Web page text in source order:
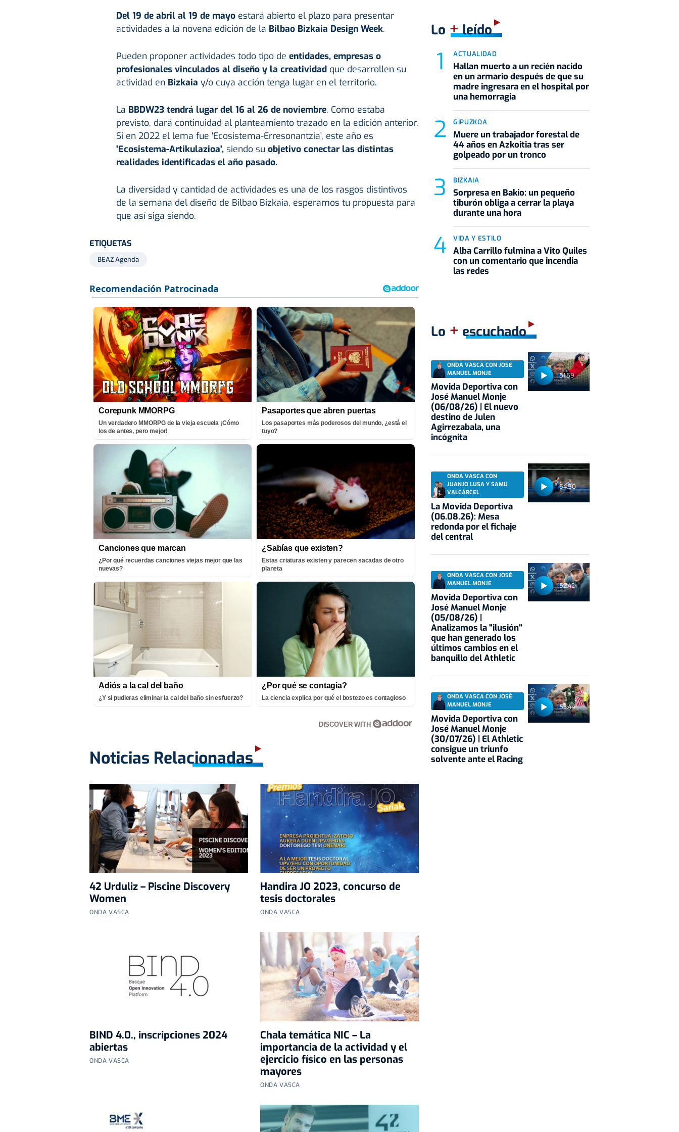
Del 19 de abril al 19 de mayoestará abierto el plazo para presentar
actividades a la novena edición de la Bilbao Bizkaia Design Week.
Pueden proponer actividades todo tipo de entidades, empresas o
profesionales vinculados al diseño y la creatividadque desarrollen su
actividad en Bizkaia y/o cuya acción tenga lugar en el territorio.
La BBDW23 tendrá lugar del 16 al 26 de noviembre. Como estaba
previsto, dará continuidad al planteamiento trazado en la edición anterior.
Si en 2022 el lema fue 'Ecosistema-Erresonantzia', este año es
'Ecosistema-Artikulazioa',siendo su objetivo conectar las distintas
realidades identificadas el año pasado.
La diversidad y cantidad de actividades es una de los rasgos distintivos
de la semana del diseño de Bilbao Bizkaia, esperamos tu propuesta para
que así siga siendo.
ETIQUETAS
BEAZ Agenda
Corepunk MMORPG
Un verdadero MMORPG de la vieja escuela ¡Cómo
los de antes, pero mejor!
Pasaportes que abren puertas
Los pasaportes más poderosos del mundo, ¿está el
tuyo?
Canciones que marcan
¿Por qué recuerdas canciones viejas mejor que las
nuevas?
¿Sabías que existen?
Estas criaturas existen y parecen sacadas de otro
planeta
Adiós a la cal del baño
¿Y si pudieras eliminar la cal del baño sin esfuerzo?
¿Por qué se contagia?
La ciencia explica por qué el bostezo es contagioso
DISCOVER WITH
Noticias Relacionadas
42 Urduliz – Piscine Discovery
Women
ONDA VASCA
Handira JO 2023, concurso de
tesis doctorales
ONDA VASCA
BIND 4.0., inscripciones 2024
abiertas
ONDA VASCA
Chala temática NIC – La
importancia de la actividad y el
ejercicio físico en las personas
mayores
ONDA VASCA
Lo +leído
ACTUALIDAD
Hallan muerto a un recién nacido
en un armario después de que su
madre ingresara en el hospital por
una hemorragia
GIPUZKOA
Muere un trabajador forestal de
44 años en Azkoitia tras ser
golpeado por un tronco
BIZKAIA
Sorpresa en Bakio: un pequeño
tiburón obliga a cerrar la playa
durante una hora
VIDA Y ESTILO
Alba Carrillo fulmina a Vito Quiles
con un comentario que incendia
las redes
Lo + escuchado
51:59
ONDA VASCA CON JOSÉ
MANUEL MONJE
Movida Deportiva con
José Manuel Monje
(06/08/26) | El nuevo
destino de Julen
Agirrezabala, una
incógnita
54:50
ONDA VASCA CON
JUANJO LUSA Y SAMU
VALCÁRCEL
La Movida Deportiva
(06.08.26): Mesa
redonda por el fichaje
del central
52:42
ONDA VASCA CON JOSÉ
MANUEL MONJE
Movida Deportiva con
José Manuel Monje
(05/08/26) |
Analizamos la "ilusión"
que han generado los
últimos cambios en el
banquillo del Athletic
53:44
ONDA VASCA CON JOSÉ
MANUEL MONJE
Movida Deportiva con
José Manuel Monje
(30/07/26) | El Athletic
consigue un triunfo
solvente ante el Racing